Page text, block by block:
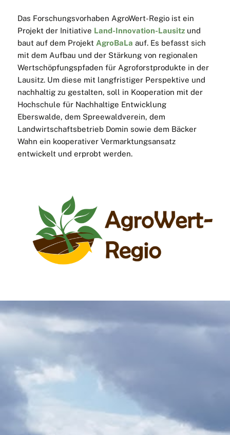
Das Forschungsvorhaben AgroWert-Regio ist ein
Projekt der Initiative Land-Innovation-Lausitz und
baut auf dem Projekt AgroBaLa auf. Es befasst sich
mit dem Aufbau und der Stärkung von regionalen
Wertschöpfungspfaden für Agroforstprodukte in der
Lausitz. Um diese mit langfristiger Perspektive und
nachhaltig zu gestalten, soll in Kooperation mit der
Hochschule für Nachhaltige Entwicklung
Eberswalde, dem Spreewaldverein, dem
Landwirtschaftsbetrieb Domin sowie dem Bäcker
Wahn ein kooperativer Vermarktungsansatz
entwickelt und erprobt werden.